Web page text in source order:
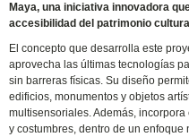
Maya, una iniciativa innovadora
accesibilidad del patrimonio
El concepto que desarrolla este
aprovecha las últimas tecnologías
sin barreras físicas. Su diseño
edificios, monumentos y objetos
multisensoriales. Además,
y costumbres, dentro de un